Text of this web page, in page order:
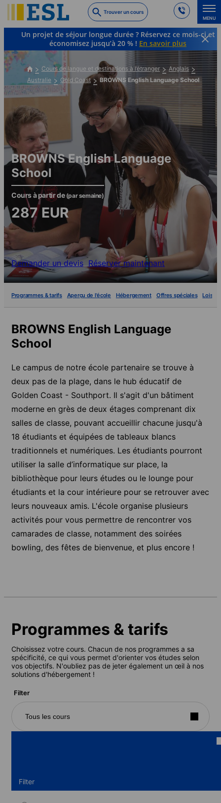
to
main
content
Trouver un cours
MENU
Un projet de séjour longue durée ? Réservez ce mois-ci et
économisez jusqu’à 20 % ! En savoir plus
Cours de langue et destinations à l’étranger
Anglais
Australie
Gold Coast BROWNS English Language School
BROWNS English Language
School
Cours à partir de (par semaine)
287EUR
Demander un devis Réserver maintenant
Programmes & tarifs Aperçu de l'école Hébergement Offres spéciales Loisirs
BROWNS English Language
School
Le campus de notre école partenaire se trouve à
deux pas de la plage, dans le hub éducatif de
Golden Coast - Southport. Il s'agit d'un bâtiment
moderne en grès de deux étages comprenant dix
salles de classe, pouvant accueillir chacune jusqu'à
18 étudiants et équipées de tableaux blancs
traditionnels et numériques. Les étudiants pourront
utiliser la salle d’informatique sur place, la
bibliothèque pour leurs études ou le lounge pour
étudiants et la cour intérieure pour se retrouver avec
leurs nouveaux amis. L'école organise plusieurs
activités pour vous permettre de rencontrer vos
camarades de classe, notamment des soirées
bowling, des fêtes de bienvenue, et plus encore !
Programmes & tarifs
Choisissez votre cours. Chacun de nos programmes a sa
spécificité, ce qui vous permet d'orienter vos études selon
vos objectifs. N'oubliez pas de jeter également un œil à nos
solutions d'hébergement !
Filter
Tous les cours
Filter